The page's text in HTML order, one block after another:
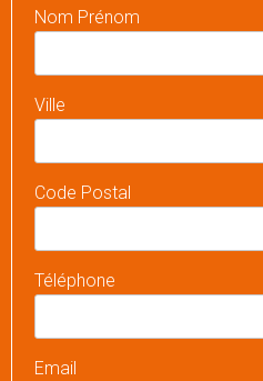
Nom Prénom
Ville
Code Postal
Téléphone
Email